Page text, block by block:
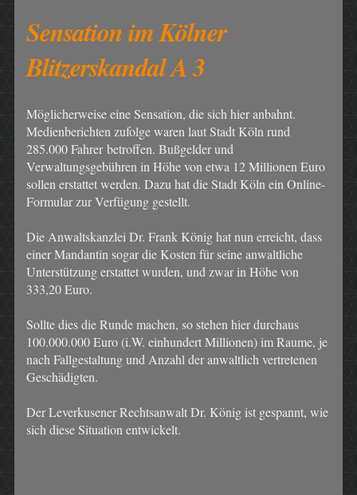
Sensation im Kölner
Blitzerskandal A 3
Möglicherweise eine Sensation, die sich hier anbahnt.
Medienberichten zufolge waren laut Stadt Köln rund
285.000 Fahrer betroffen. Bußgelder und
Verwaltungsgebühren in Höhe von etwa 12 Millionen Euro
sollen erstattet werden. Dazu hat die Stadt Köln ein Online-
Formular zur Verfügung gestellt.
Die Anwaltskanzlei Dr. Frank König hat nun erreicht, dass
einer Mandantin sogar die Kosten für seine anwaltliche
Unterstützung erstattet wurden, und zwar in Höhe von
333,20 Euro.
Sollte dies die Runde machen, so stehen hier durchaus
100.000.000 Euro (i.W. einhundert Millionen) im Raume, je
nach Fallgestaltung und Anzahl der anwaltlich vertretenen
Geschädigten.
Der Leverkusener Rechtsanwalt Dr. König ist gespannt, wie
sich diese Situation entwickelt.